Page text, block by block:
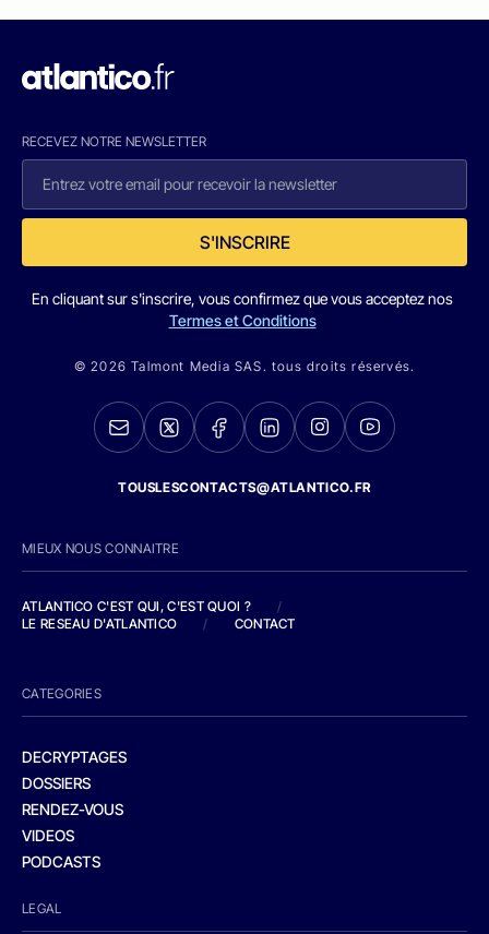
RECEVEZ NOTRE NEWSLETTER
S'INSCRIRE
En cliquant sur s'inscrire, vous confirmez que vous acceptez nos
Termes et Conditions
© 2026 Talmont Media SAS. tous droits réservés.
TOUSLESCONTACTS@ATLANTICO.FR
MIEUX NOUS CONNAITRE
ATLANTICO C'EST QUI, C'EST QUOI ?
/
LE RESEAU D'ATLANTICO
/ CONTACT
CATEGORIES
DECRYPTAGES
DOSSIERS
RENDEZ-VOUS
VIDEOS
PODCASTS
LEGAL